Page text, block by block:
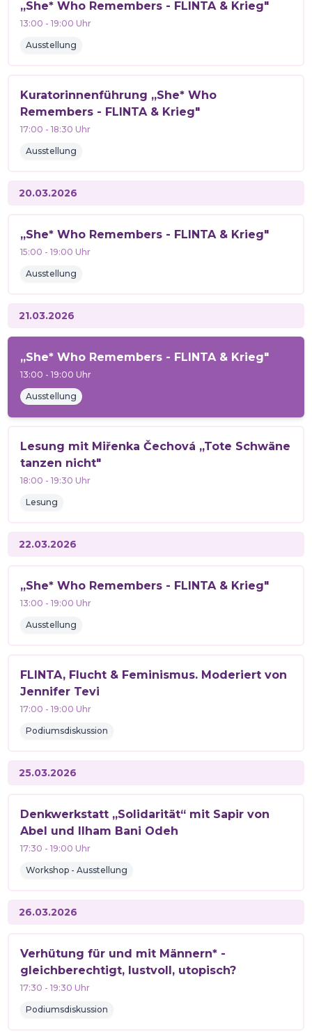
„She* Who Remembers - FLINTA & Krieg"
13:00 -19:00 Uhr
Ausstellung
Kuratorinnenführung „She* Who
Remembers - FLINTA & Krieg"
17:00 -18:30 Uhr
Ausstellung
20.03.2026
„She* Who Remembers - FLINTA & Krieg"
15:00 -19:00 Uhr
Ausstellung
21.03.2026
„She* Who Remembers - FLINTA & Krieg"
13:00 -19:00 Uhr
Ausstellung
Lesung mit Miřenka Čechová „Tote Schwäne
tanzen nicht"
18:00 -19:30 Uhr
Lesung
22.03.2026
„She* Who Remembers - FLINTA & Krieg"
13:00 -19:00 Uhr
Ausstellung
FLINTA, Flucht & Feminismus. Moderiert von
Jennifer Tevi
17:00 -19:00 Uhr
Podiumsdiskussion
25.03.2026
Denkwerkstatt „Solidarität“ mit Sapir von
Abel und Ilham Bani Odeh
17:30 -19:00 Uhr
Workshop - Ausstellung
26.03.2026
Verhütung für und mit Männern* -
gleichberechtigt, lustvoll, utopisch?
17:30 -19:30 Uhr
Podiumsdiskussion